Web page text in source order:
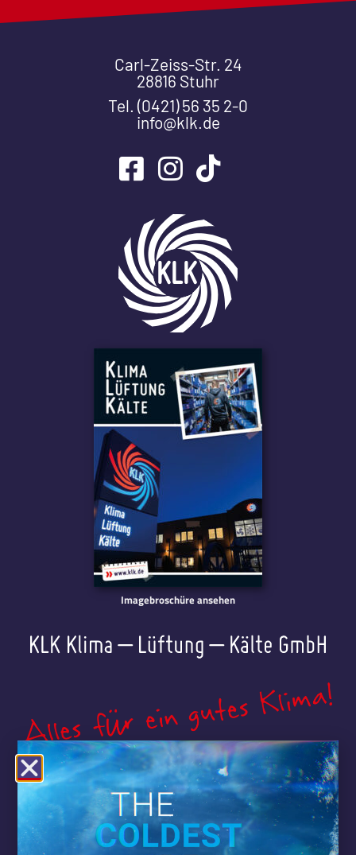
Carl-Zeiss-Str. 24
28816 Stuhr
Tel. (0421) 56 35 2-0
info@klk.de
Imagebroschüre ansehen